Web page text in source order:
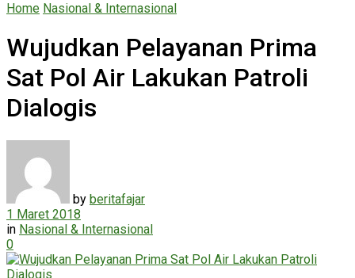
Home Nasional & Internasional
Wujudkan Pelayanan Prima
Sat Pol Air Lakukan Patroli
Dialogis
by beritafajar
1 Maret 2018
in Nasional & Internasional
0